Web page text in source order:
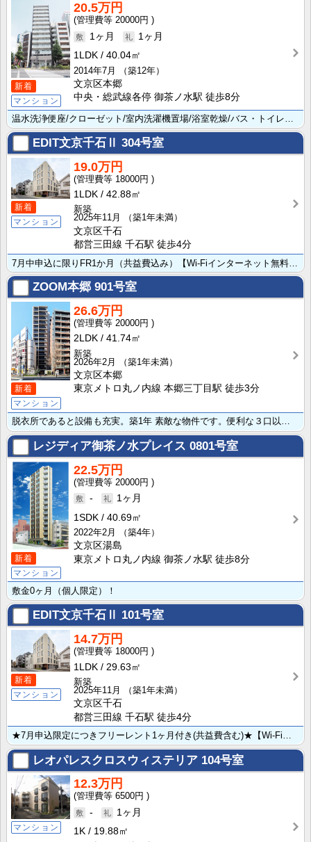
新着
マンション
20.5万円
20000円
1ヶ月
1ヶ月
1LDK
40.04㎡
2014年7月
（築12年）
文京区本郷
中央・総武線各停 御茶ノ水駅 徒歩8分
EDIT文京千石Ⅱ 304号室
新着
マンション
19.0万円
18000円
1LDK
42.88㎡
新築
2025年11月
（築1年未満）
文京区千石
都営三田線 千石駅 徒歩4分
ZOOM本郷 901号室
新着
マンション
26.6万円
20000円
2LDK
41.74㎡
新築
2026年2月
（築1年未満）
文京区本郷
東京メトロ丸ノ内線 本郷三丁目駅 徒歩3分
脱衣所であると設備も充実。築1年 素敵な物件です。便利な３口以上コンロでお料理好きの方に嬉しい設備が･･･
レジディア御茶ノ水プレイス 0801号室
新着
マンション
22.5万円
20000円
-
1ヶ月
1SDK
40.69㎡
2022年2月
（築4年）
文京区湯島
東京メトロ丸ノ内線 御茶ノ水駅 徒歩8分
敷金0ヶ月（個人限定）！
EDIT文京千石Ⅱ 101号室
新着
マンション
14.7万円
18000円
1LDK
29.63㎡
新築
2025年11月
（築1年未満）
文京区千石
都営三田線 千石駅 徒歩4分
レオパレスクロスウィステリア 104号室
マンション
12.3万円
6500円
-
1ヶ月
1K
19.88㎡